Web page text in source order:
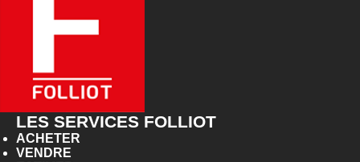
LES SERVICES FOLLIOT
ACHETER
VENDRE